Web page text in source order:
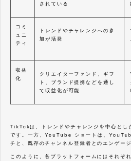
されている
コミ
ュニ
ティ
トレンドやチャレンジへの参
加が活発
収益
化
クリエイターファンド、ギフ
ト、ブランド提携などを通し
て収益化が可能
TikTokは、トレンドやチャレンジを中心とし
です。一方、YouTube ショートは、
チと、既存のチャンネル登録者とのエンゲー
このように、各プラットフォームにはそれぞ